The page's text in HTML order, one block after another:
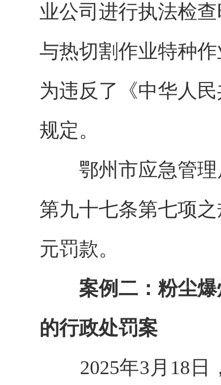
业公司进行执法检
与热切割作业特种
为违反了《中华人
规定。
鄂州市应急管理
第九十七条第七项
元罚款。
案例二：粉尘
的行政处罚案
2025年3月18日